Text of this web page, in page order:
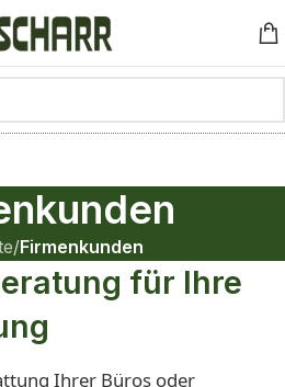
/Firmenkunden
für Ihre
Ihrer Büros oder